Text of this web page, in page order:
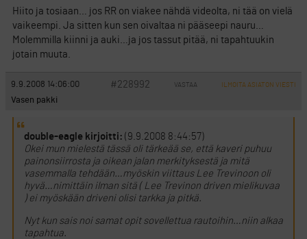
Hiito ja tosiaan… jos RR on viakee nähdä videolta, ni tää on vielä
vaikeempi. Ja sitten kun sen oivaltaa ni pääseepi nauru…
Molemmilla kiinni ja auki…ja jos tassut pitää, ni tapahtuukin
jotain muuta.
9.9.2008 14:06:00 #228992 VASTAA ILMOITA ASIATON VIESTI
Vasen pakki
double-eagle kirjoitti: (9.9.2008 8:44:57)
Okei mun mielestä tässä oli tärkeää se, että kaveri puhuu
painonsiirrosta ja oikean jalan merkityksestä ja mitä
vasemmalla tehdään…myöskin viittaus Lee Trevinoon oli
hyvä…nimittäin ilman sitä ( Lee Trevinon driven mielikuvaa
) ei myöskään driveni olisi tarkka ja pitkä.
Nyt kun sais noi samat opit sovellettua rautoihin…niin alkaa
tapahtua.